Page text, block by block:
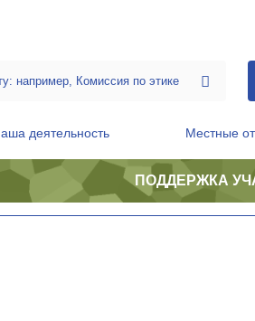
деятельность Местные
ПОДДЕРЖКА